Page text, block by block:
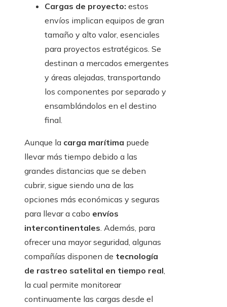
Cargas de proyecto: estos
envíos implican equipos de gran
tamaño y alto valor, esenciales
para proyectos estratégicos. Se
destinan a mercados emergentes
y áreas alejadas, transportando
los componentes por separado y
ensamblándolos en el destino
final.
Aunque la carga marítima puede
llevar más tiempo debido a las
grandes distancias que se deben
cubrir, sigue siendo una de las
opciones más económicas y seguras
para llevar a cabo envíos
intercontinentales . Además, para
ofrecer una mayor seguridad, algunas
compañías disponen de tecnología
de rastreo satelital en tiempo real
la cual permite monitorear
continuamente las cargas desde el